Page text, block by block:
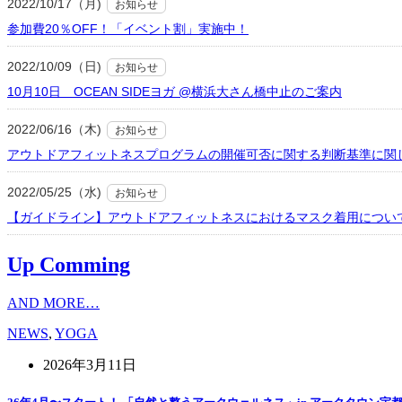
2022/10/17（月) お知らせ
参加費20％OFF！「イベント割」実施中！
2022/10/09（日) お知らせ
10月10日 OCEAN SIDEヨガ @横浜大さん橋中止のご案内
2022/06/16（木) お知らせ
アウトドアフィットネスプログラムの開催可否に関する判断基準に関
2022/05/25（水) お知らせ
【ガイドライン】アウトドアフィットネスにおけるマスク着用につい
Up Comming
AND MORE…
NEWS, YOGA
2026年3月11日